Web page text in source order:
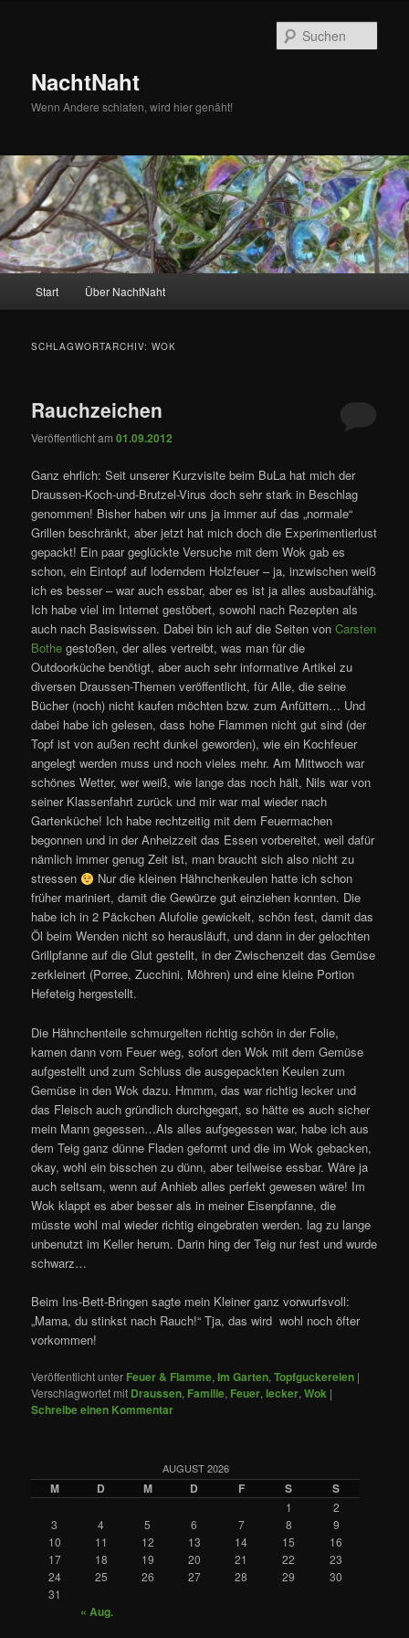
NachtNaht
Wenn Andere schlafen, wird hier genäht!
Start Über NachtNaht
SCHLAGWORTARCHIV:WOK
Rauchzeichen
Veröffentlicht am01.09.2012
Ganz ehrlich: Seit unserer Kurzvisite beim BuLa hat mich der
Draussen-Koch-und-Brutzel-Virus doch sehr stark in Beschlag
genommen! Bisher haben wir uns ja immer auf das „normale“
Grillen beschränkt, aber jetzt hat mich doch die Experimentierlust
gepackt! Ein paar geglückte Versuche mit dem Wok gab es
schon, ein Eintopf auf loderndem Holzfeuer – ja, inzwischen weiß
ich es besser – war auch essbar, aber es ist ja alles ausbaufähig.
Ich habe viel im Internet gestöbert, sowohl nach Rezepten als
auch nach Basiswissen. Dabei bin ich auf die Seiten vonCarsten
Bothe gestoßen, der alles vertreibt, was man für die
Outdoorküche benötigt, aber auch sehr informative Artikel zu
diversen Draussen-Themen veröffentlicht, für Alle, die seine
Bücher (noch) nicht kaufen möchten bzw. zum Anfüttern… Und
dabei habe ich gelesen, dass hohe Flammen nicht gut sind (der
Topf ist von außen recht dunkel geworden), wie ein Kochfeuer
angelegt werden muss und noch vieles mehr. Am Mittwoch war
schönes Wetter, wer weiß, wie lange das noch hält, Nils war von
seiner Klassenfahrt zurück und mir war mal wieder nach
Gartenküche! Ich habe rechtzeitig mit dem Feuermachen
begonnen und in der Anheizzeit das Essen vorbereitet, weil dafür
nämlich immer genug Zeit ist, man braucht sich also nicht zu
stressen
Nur die kleinen Hähnchenkeulen hatte ich schon
früher mariniert, damit die Gewürze gut einziehen konnten. Die
habe ich in 2 Päckchen Alufolie gewickelt, schön fest, damit das
Öl beim Wenden nicht so herausläuft, und dann in der gelochten
Grillpfanne auf die Glut gestellt, in der Zwischenzeit das Gemüse
zerkleinert (Porree, Zucchini, Möhren) und eine kleine Portion
Hefeteig hergestellt.
Die Hähnchenteile schmurgelten richtig schön in der Folie,
kamen dann vom Feuer weg, sofort den Wok mit dem Gemüse
aufgestellt und zum Schluss die ausgepackten Keulen zum
Gemüse in den Wok dazu. Hmmm, das war richtig lecker und
das Fleisch auch gründlich durchgegart, so hätte es auch sicher
mein Mann gegessen…Als alles aufgegessen war, habe ich aus
dem Teig ganz dünne Fladen geformt und die im Wok gebacken,
okay, wohl ein bisschen zu dünn, aber teilweise essbar. Wäre ja
auch seltsam, wenn auf Anhieb alles perfekt gewesen wäre! Im
Wok klappt es aber besser als in meiner Eisenpfanne, die
müsste wohl mal wieder richtig eingebraten werden. lag zu lange
unbenutzt im Keller herum. Darin hing der Teig nur fest und wurde
schwarz…
Beim Ins-Bett-Bringen sagte mein Kleiner ganz vorwurfsvoll:
„Mama, du stinkst nach Rauch!“ Tja, das wird wohl noch öfter
vorkommen!
Veröffentlicht unter Feuer & Flamme,Im Garten,Topfguckereien |
Verschlagwortet mit Draussen, Familie, Feuer,lecker,Wok |
Schreibe einen Kommentar
AUGUST 2026
M D M D F S S
1
2
3
4 5 6 7 8
9
10
11 12 13 14 15
16
17
18 19 20 21 22
23
24
25 26 27 28 29
30
31
« Aug.